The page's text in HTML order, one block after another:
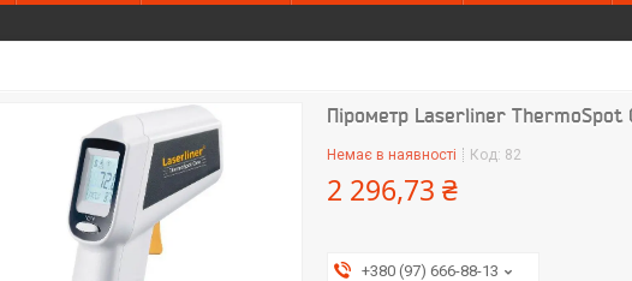
Пірометр Laserliner ThermoSpot
Немає в наявності Код: 82
2 296,73 ₴
+380 (97) 666-88-13